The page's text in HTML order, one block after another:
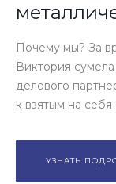
Почему мы? За
Виктория
делового
к взятым на себя
УЗНАТЬ